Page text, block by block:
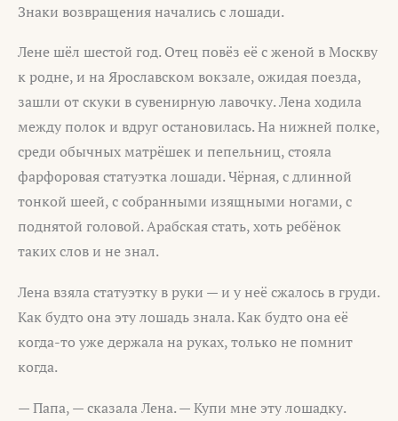
Знаки возвращения начались с лошади.
Лене шёл шестой год. Отец повёз её с женой в Москву
к родне, и на Ярославском вокзале, ожидая поезда,
зашли от скуки в сувенирную лавочку. Лена ходила
между полок и вдруг остановилась. На нижней полке,
среди обычных матрёшек и пепельниц, стояла
фарфоровая статуэтка лошади. Чёрная, с длинной
тонкой шеей, с собранными изящными ногами, с
поднятой головой. Арабская стать, хоть ребёнок
таких слов и не знал.
Лена взяла статуэтку в руки — и у неё сжалось в груди.
Как будто она эту лошадь знала. Как будто она её
когда-то уже держала на руках, только не помнит
когда.
— Папа, — сказала Лена. — Купи мне эту лошадку.